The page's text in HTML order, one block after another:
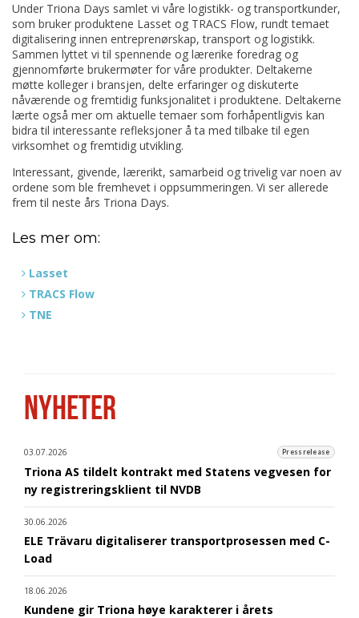
Under Triona Days samlet vi våre logistikk- og transportkunder,
som bruker produktene Lasset og TRACS Flow, rundt temaet
digitalisering innen entreprenørskap, transport og logistikk.
Sammen lyttet vi til spennende og lærerike foredrag og
gjennomførte brukermøter for våre produkter. Deltakerne
møtte kolleger i bransjen, delte erfaringer og diskuterte
nåværende og fremtidig funksjonalitet i produktene. Deltakerne
lærte også mer om aktuelle temaer som forhåpentligvis kan
bidra til interessante refleksjoner å ta med tilbake til egen
virksomhet og fremtidig utvikling.
Interessant, givende, lærerikt, samarbeid og trivelig var noen av
ordene som ble fremhevet i oppsummeringen. Vi ser allerede
frem til neste års Triona Days.
Les mer om:
Lasset
TRACS Flow
TNE
NYHETER
03.07.2026 Pressrelease
Triona AS tildelt kontrakt med Statens vegvesen for
ny registreringsklient til NVDB
30.06.2026
ELE Trävaru digitaliserer transportprosessen med C-
Load
18.06.2026
Kundene gir Triona høye karakterer i årets